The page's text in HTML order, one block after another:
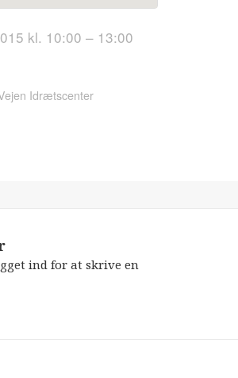
kl. 10:00 – 13:00
Idrætscenter
ind for at skrive en